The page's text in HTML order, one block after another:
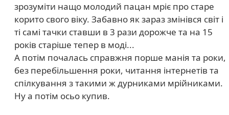
зрозуміти нащо молодий пацан мріє про старе
корито свого віку. Забавно як зараз змінівся світ і
ті самі тачки ставши в 3 рази дорожче та на 15
років старіше тепер в моді...
А потім почалась справжня порше манія та роки,
без перебільшення роки, читання інтернетів та
спілкування з такими ж дурниками мрійниками.
Ну а потім осьо купив.